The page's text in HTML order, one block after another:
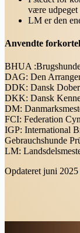
være
LM er den
Anvendte
BHUA
DAG: Den
DDK: Dansk
DKK: Dansk
DM:
FCI: Federation
IGP: International
Gebrauchshunde
LM:
Opdateret juni 2025